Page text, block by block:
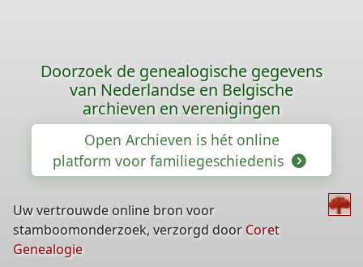
Doorzoek de genealogische gegevens
van Nederlandse en Belgische
archieven en verenigingen
Open Archieven is hét online
platform voor familiegeschiedenis
Uw vertrouwde online bron voor
stamboomonderzoek, verzorgd door Coret
Genealogie